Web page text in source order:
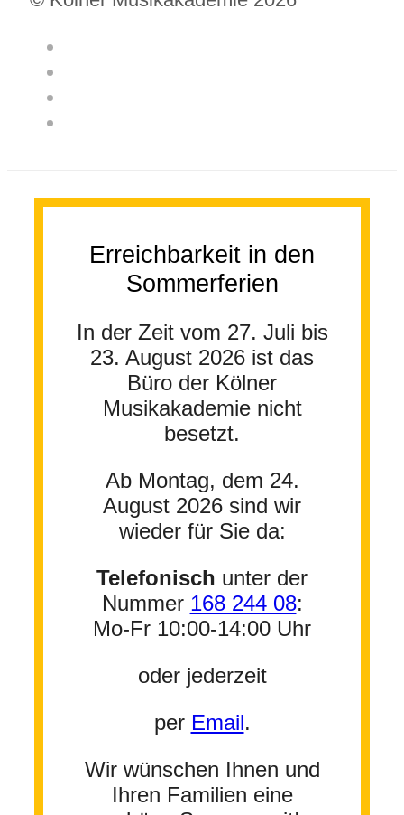
Erreichbarkeit in den
Sommerferien
In der Zeit vom 27. Juli bis
23. August 2026 ist das
Büro der Kölner
Musikakademie nicht
besetzt.
Ab Montag, dem 24.
August 2026 sind wir
wieder für Sie da:
Telefonisch unter der
Nummer 168 244 08:
Mo-Fr 10:00-14:00 Uhr
oder jederzeit
per Email.
Wir wünschen Ihnen und
Ihren Familien eine